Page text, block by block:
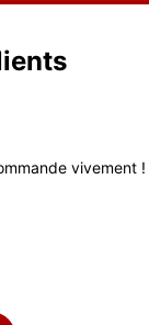
vivement !